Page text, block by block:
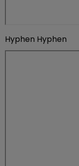
Hyphen Hyphen